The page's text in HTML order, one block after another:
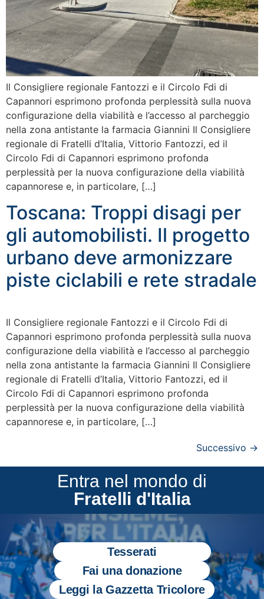
Il Consigliere regionale Fantozzi e il Circolo Fdi di
Capannori esprimono profonda perplessità sulla nuova
configurazione della viabilità e l’accesso al parcheggio
nella zona antistante la farmacia Giannini Il Consigliere
regionale di Fratelli d’Italia, Vittorio Fantozzi, ed il
Circolo Fdi di Capannori esprimono profonda
perplessità per la nuova configurazione della viabilità
capannorese e, in particolare, […]
Toscana: Troppi disagi per
gli automobilisti. Il progetto
urbano deve armonizzare
piste ciclabili e rete stradale
Il Consigliere regionale Fantozzi e il Circolo Fdi di
Capannori esprimono profonda perplessità sulla nuova
configurazione della viabilità e l’accesso al parcheggio
nella zona antistante la farmacia Giannini Il Consigliere
regionale di Fratelli d’Italia, Vittorio Fantozzi, ed il
Circolo Fdi di Capannori esprimono profonda
perplessità per la nuova configurazione della viabilità
capannorese e, in particolare, […]
Successivo →
Entra nel mondo di
Fratelli d'Italia
Tesserati
Fai una donazione
Leggi la Gazzetta Tricolore